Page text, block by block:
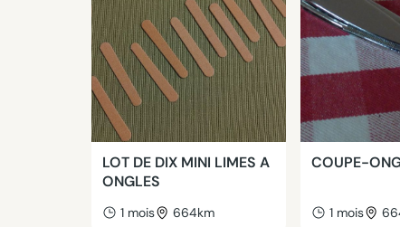
LOT DE DIX MINI LIMES A
ONGLES
1 mois 664km
COUPE-
1 mois